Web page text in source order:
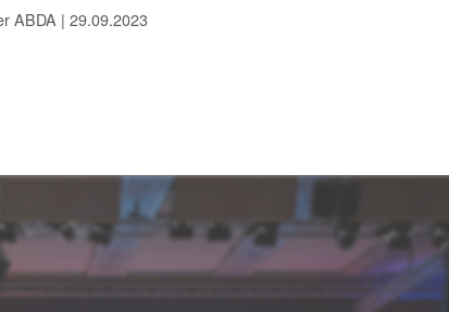
ABDA | 29.09.2023
Themenseiten
über
Rahmenbedingungen
informieren.
der
Arbeitsschutz
zum